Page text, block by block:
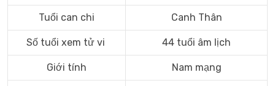
Tuổi can chi Canh Thân
Số tuổi xem tử vi 44 tuổi âm lịch
Giới tính Nam mạng